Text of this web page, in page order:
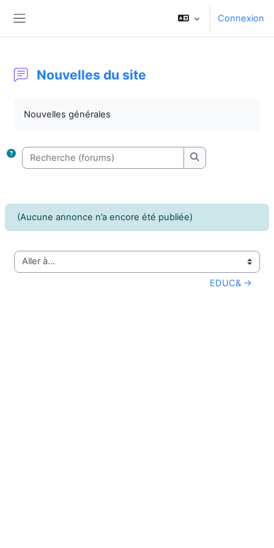
Connexion
Nouvelles du site
Nouvelles générales
Recherche (forums)
Recherche
(Aucune annonce n’a encore été publiée)
Aller à…
EDUC& →